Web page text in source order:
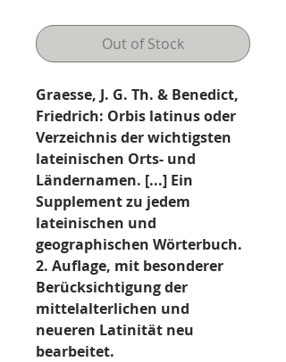
Out of Stock
Graesse, J. G. Th. & Benedict,
Friedrich: Orbis latinus oder
Verzeichnis der wichtigsten
lateinischen Orts- und
Ländernamen. [...] Ein
Supplement zu jedem
lateinischen und
geographischen Wörterbuch.
2. Auflage, mit besonderer
Berücksichtigung der
mittelalterlichen und
neueren Latinität neu
bearbeitet.